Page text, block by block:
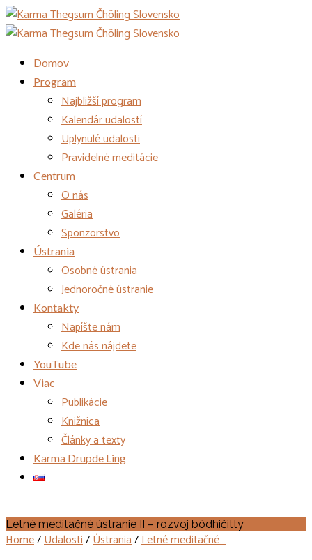
Domov
Program
Najbližší program
Kalendár udalostí
Uplynulé udalosti
Pravidelné meditácie
Centrum
O nás
Galéria
Sponzorstvo
Ústrania
Osobné ústrania
Jednoročné ústranie
Kontakty
Napíšte nám
Kde nás nájdete
YouTube
Viac
Publikácie
Knižnica
Články a texty
Karma Drupde Ling
Search
Letné meditačné ústranie II – rozvoj bódhičitty
Home/Udalosti/Ústrania/Letné meditačné…